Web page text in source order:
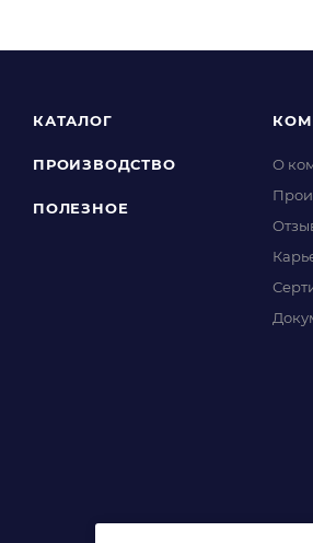
КАТАЛОГ
ПРОИЗВОДСТВО
ПОЛЕЗНОЕ
О